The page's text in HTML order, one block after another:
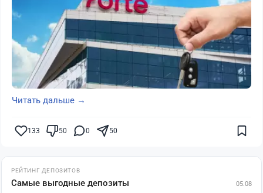
Читать дальше →
133 50 0 50
РЕЙТИНГ ДЕПОЗИТОВ
Самые выгодные депозиты 05.08